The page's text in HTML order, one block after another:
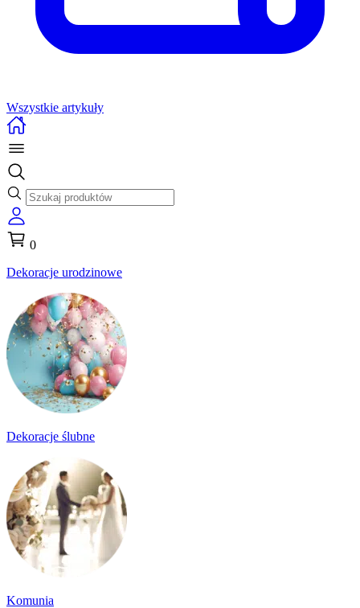
Wszystkie artykuły
0
Dekoracje urodzinowe
Dekoracje ślubne
Komunia